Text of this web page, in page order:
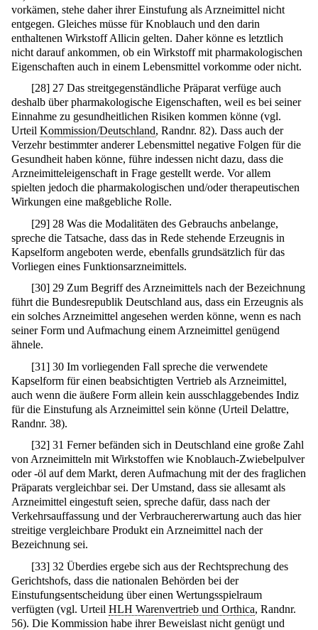
vorkämen, stehe daher ihrer Einstufung als Arzneimittel nicht
entgegen. Gleiches müsse für Knoblauch und den darin
enthaltenen Wirkstoff Allicin gelten. Daher könne es letztlich
nicht darauf ankommen, ob ein Wirkstoff mit pharmakologischen
Eigenschaften auch in einem Lebensmittel vorkomme oder nicht.
[28] 27 Das streitgegenständliche Präparat verfüge auch
deshalb über pharmakologische Eigenschaften, weil es bei seiner
Einnahme zu gesundheitlichen Risiken kommen könne (vgl.
Urteil Kommission/Deutschland, Randnr. 82). Dass auch der
Verzehr bestimmter anderer Lebensmittel negative Folgen für die
Gesundheit haben könne, führe indessen nicht dazu, dass die
Arzneimitteleigenschaft in Frage gestellt werde. Vor allem
spielten jedoch die pharmakologischen und/oder therapeutischen
Wirkungen eine maßgebliche Rolle.
[29] 28 Was die Modalitäten des Gebrauchs anbelange,
spreche die Tatsache, dass das in Rede stehende Erzeugnis in
Kapselform angeboten werde, ebenfalls grundsätzlich für das
Vorliegen eines Funktionsarzneimittels.
[30] 29 Zum Begriff des Arzneimittels nach der Bezeichnung
führt die Bundesrepublik Deutschland aus, dass ein Erzeugnis als
ein solches Arzneimittel angesehen werden könne, wenn es nach
seiner Form und Aufmachung einem Arzneimittel genügend
ähnele.
[31] 30 Im vorliegenden Fall spreche die verwendete
Kapselform für einen beabsichtigten Vertrieb als Arzneimittel,
auch wenn die äußere Form allein kein ausschlaggebendes Indiz
für die Einstufung als Arzneimittel sein könne (Urteil Delattre,
Randnr. 38).
[32] 31 Ferner befänden sich in Deutschland eine große Zahl
von Arzneimitteln mit Wirkstoffen wie Knoblauch-Zwiebelpulver
oder -öl auf dem Markt, deren Aufmachung mit der des fraglichen
Präparats vergleichbar sei. Der Umstand, dass sie allesamt als
Arzneimittel eingestuft seien, spreche dafür, dass nach der
Verkehrsauffassung und der Verbrauchererwartung auch das hier
streitige vergleichbare Produkt ein Arzneimittel nach der
Bezeichnung sei.
[33] 32 Überdies ergebe sich aus der Rechtsprechung des
Gerichtshofs, dass die nationalen Behörden bei der
Einstufungsentscheidung über einen Wertungsspielraum
verfügten (vgl. Urteil HLH Warenvertrieb und Orthica, Randnr.
56). Die Kommission habe ihrer Beweislast nicht genügt und